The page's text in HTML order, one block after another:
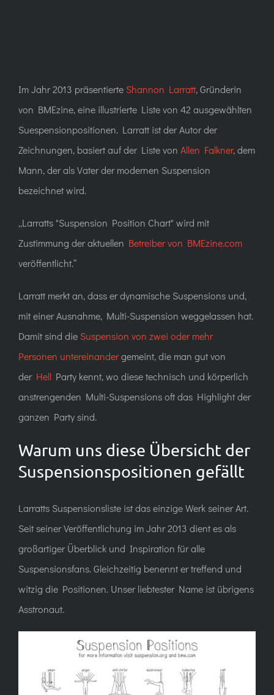
Im Jahr 2013 präsentierte Shannon Larratt, Gründerin
von BMEzine,eine illustrierte Liste von 42 ausgewählten
Suespensionpositionen. Larratt ist der Autor der
Zeichnungen, basiert auf der Liste von Allen Falkner, dem
Mann, der als Vater der modernen Suspension
bezeichnet wird.
Larratts "Suspension Position Chart" wird mit
Zustimmung der aktuellen Betreiber von BMEzine.com
veröffentlicht.
Larratt merkt an, dass er dynamische Suspensions und,
mit einer Ausnahme, Multi-Suspension weggelassen hat.
Damit sind die Suspension von zwei oder mehr
Personen untereinandergemeint, die man gut von
der Hell Party kennt, wo diese technisch und körperlich
anstrengenden Multi-Suspensions oft das Highlight der
ganzen Party sind.
Warum uns diese Übersicht der
Suspensionspositionen gefällt
Larratts Suspensionsliste ist das einzige Werk seiner Art.
Seit seiner Veröffentlichung im Jahr 2013 dient es als
großartiger Überblick und Inspiration für alle
Suspensionsfans. Gleichzeitig benennt er treffend und
witzig die Positionen. Unser liebtester Name ist übrigens
Asstronaut.